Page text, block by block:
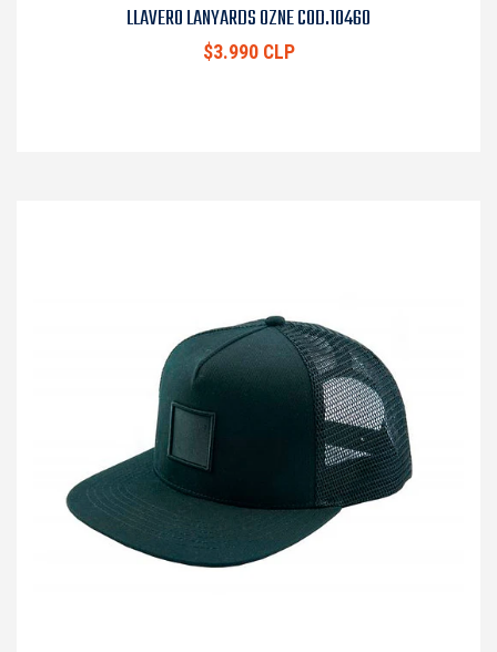
LLAVERO LANYARDS OZNE COD.10460
$3.990 CLP